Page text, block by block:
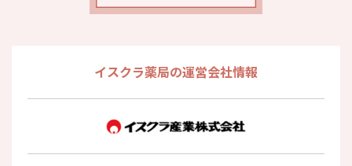
イスクラ薬局の運営会社情報